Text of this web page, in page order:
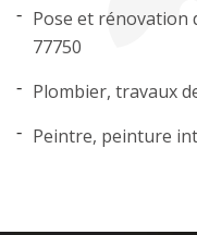
Pose et rénovation
77750
Plombier, travaux
Peintre, peinture